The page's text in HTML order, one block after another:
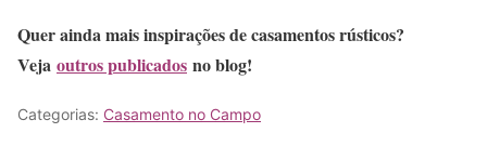
Quer ainda mais inspirações de casamentos rústicos?
Veja outros publicados no blog!
Categorias: Casamento no Campo